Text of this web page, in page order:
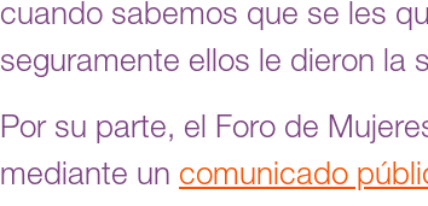
cuando sabemos que se les
seguramente ellos le dieron la
Por su parte, el Foro de
mediante un comunicado